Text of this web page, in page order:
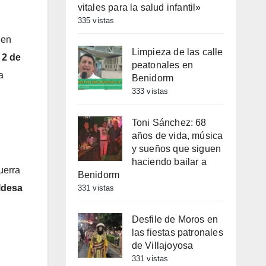
2 de
vitales para la salud infantil»
335 vistas
Limpieza de las calle
peatonales en
Benidorm
333 vistas
Toni Sánchez: 68
años de vida, música
y sueños que siguen
haciendo bailar a
Benidorm
331 vistas
Desfile de Moros en
las fiestas patronales
de Villajoyosa
331 vistas